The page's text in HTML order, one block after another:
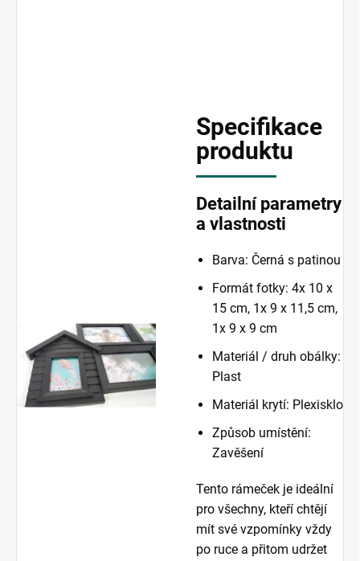
Specifikace
produktu
Detailní parametry
a vlastnosti
Barva: Černá s patinou
Formát fotky: 4x 10 x
15 cm, 1x 9 x 11,5 cm,
1x 9 x 9 cm
Materiál / druh obálky:
Plast
Materiál krytí: Plexisklo
Způsob umístění:
Zavěšení
Tento rámeček je ideální
pro všechny, kteří chtějí
mít své vzpomínky vždy
po ruce a přitom udržet